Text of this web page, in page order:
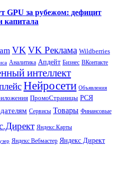
GPU за рубежом: дефицит
капитала
VK VK Реклама Wildberries
Аналитика Апдейт Бизнес ВКонтакте
интеллект
Нейросети Объявления
ПромоСтраницы РСЯ
Сервисы Товары Финансовые
Яндекс.Карты
Яндекс Вебмастер Яндекс Директ